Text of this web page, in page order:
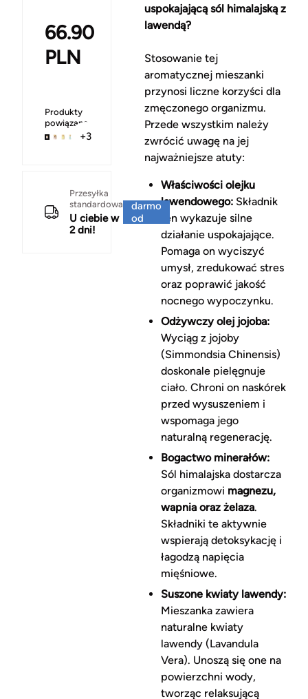
66.90
PLN
Produkty
powiązane
+3
Przesyłka
standardowa
U ciebie w
2 dni!
darmo
od
uspokajającą sól himalajską z
lawendą?
Stosowanie tej
aromatycznej mieszanki
przynosi liczne korzyści dla
zmęczonego organizmu.
Przede wszystkim należy
zwrócić uwagę na jej
najważniejsze atuty:
Właściwości olejku
lawendowego:Składnik
ten wykazuje silne
działanie uspokajające.
Pomaga on wyciszyć
umysł, zredukować stres
oraz poprawić jakość
nocnego wypoczynku.
Odżywczy olej jojoba:
Wyciąg z jojoby
(Simmondsia Chinensis)
doskonale pielęgnuje
ciało. Chroni on naskórek
przed wysuszeniem i
wspomaga jego
naturalną regenerację.
Bogactwo minerałów:
Sól himalajska dostarcza
organizmowi magnezu,
wapnia oraz żelaza.
Składniki te aktywnie
wspierają detoksykację i
łagodzą napięcia
mięśniowe.
Suszone kwiaty lawendy:
Mieszanka zawiera
naturalne kwiaty
lawendy (Lavandula
Vera). Unoszą się one na
powierzchni wody,
tworząc relaksującą